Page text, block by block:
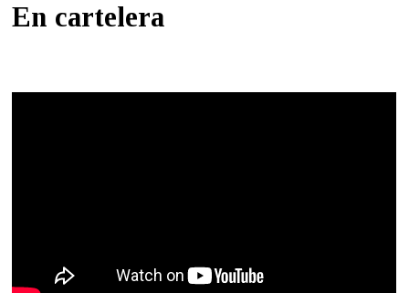
En cartelera